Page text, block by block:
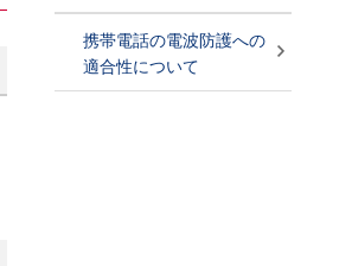
携帯電話の電波防護への
適合性について